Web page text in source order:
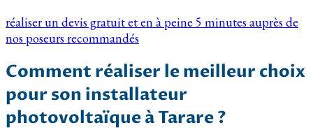
réaliser un devis gratuit et en à peine 5 minutes auprès de
nos poseurs recommandés
Comment réaliser le meilleur choix
pour son installateur
photovoltaïque à Tarare ?